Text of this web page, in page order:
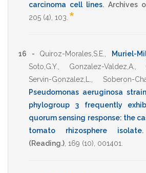
carcinoma cell lines. Archives
205 (4), 103 *
16 - Quiroz-Morales,S.E. Muriel-
Soto,G.Y.
Gonzalez-Valdez,A.
Servin-Gonzalez,L.
Soberon-
Pseudomonas aeruginosa
phylogroup 3 frequently
quorum sensing response: the
tomato rhizosphere isolate.
(Reading.) 169 (10), 001401